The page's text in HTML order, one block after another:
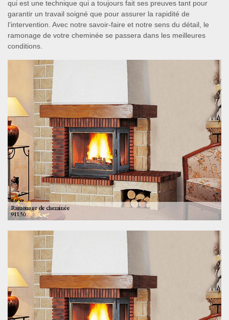
qui est une technique qui a toujours fait ses preuves tant pour
garantir un travail soigné que pour assurer la rapidité de
l’intervention. Avec notre savoir-faire et notre sens du détail, le
ramonage de votre cheminée se passera dans les meilleures
conditions.